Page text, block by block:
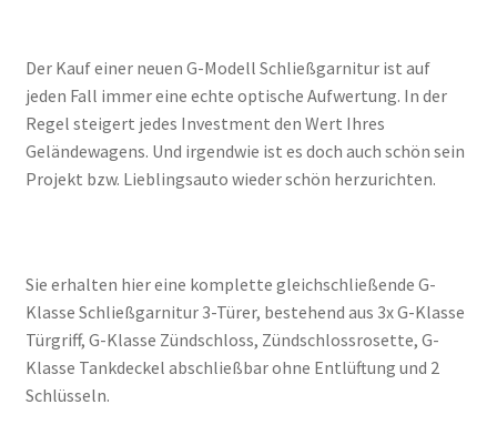
Der Kauf einer neuen G-Modell Schließgarnitur ist auf
jeden Fall immer eine echte optische Aufwertung. In der
Regel steigert jedes Investment den Wert Ihres
Geländewagens. Und irgendwie ist es doch auch schön sein
Projekt bzw. Lieblingsauto wieder schön herzurichten.
Sie erhalten hier eine komplette gleichschließende G-
Klasse Schließgarnitur 3-Türer, bestehend aus 3x G-Klasse
Türgriff, G-Klasse Zündschloss, Zündschlossrosette, G-
Klasse Tankdeckel abschließbar ohne Entlüftung und 2
Schlüsseln.